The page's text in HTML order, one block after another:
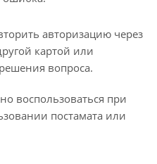
авторизацию через
картой или
вопроса.
воспользоваться при
постамата или